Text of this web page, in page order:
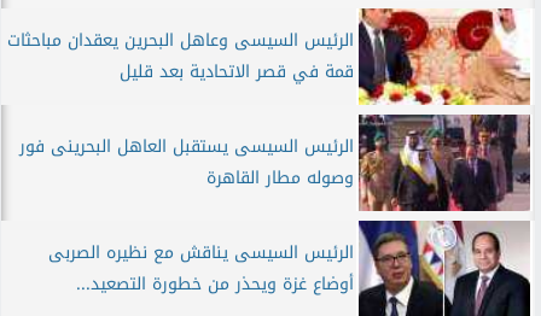
الرئيس السيسى وعاهل البحرين يعقدان مباحثات
قمة في قصر الاتحادية بعد قليل
الرئيس السيسى يستقبل العاهل البحرينى فور
وصوله مطار القاهرة
الرئيس السيسى يناقش مع نظيره الصربى
أوضاع غزة ويحذر من خطورة التصعيد...